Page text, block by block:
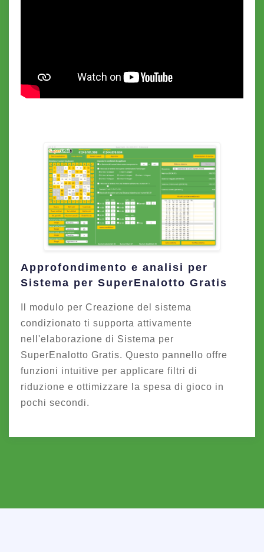
Approfondimento e analisi per
Sistema per SuperEnalotto Gratis
Il modulo per Creazione del sistema
condizionato ti supporta attivamente
nell'elaborazione di Sistema per
SuperEnalotto Gratis. Questo pannello offre
funzioni intuitive per applicare filtri di
riduzione e ottimizzare la spesa di gioco in
pochi secondi.